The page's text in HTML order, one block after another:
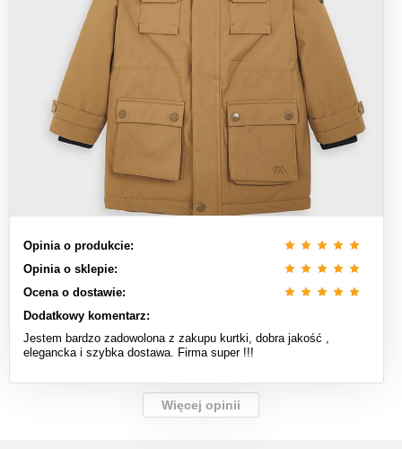
Opinia o produkcie:
Opinia o sklepie:
Ocena o dostawie:
Dodatkowy komentarz:
Jestem bardzo zadowolona z zakupu kurtki, dobra jakość ,
elegancka i szybka dostawa. Firma super !!!
Więcej opinii